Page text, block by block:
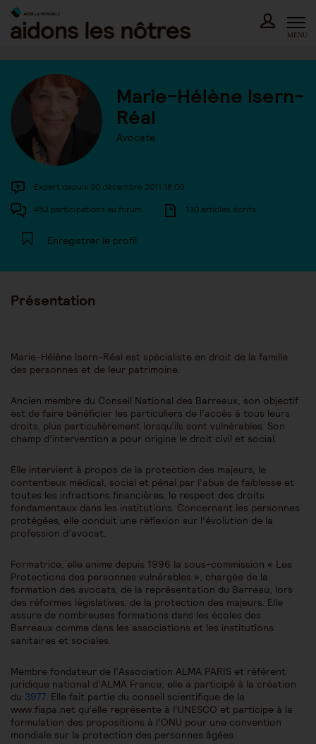
Skip
content
MENU
Marie-Hélène Isern-
Réal
Avocate
Expert depuis 20 décembre 2011 18:00
452 participations au forum 130 articles écrits
Enregistrer le profil
Présentation
Marie-Hélène Isern-Réal est spécialiste en droit de la famille
des personnes et de leur patrimoine.
Ancien membre du Conseil National des Barreaux, son objectif
est de faire bénéficier les particuliers de l’accès à tous leurs
droits, plus particulièrement lorsqu’ils sont vulnérables. Son
champ d’intervention a pour origine le droit civil et social.
Elle intervient à propos de la protection des majeurs, le
contentieux médical, social et pénal par l’abus de faiblesse et
toutes les infractions financières, le respect des droits
fondamentaux dans les institutions. Concernant les personnes
protégées, elle conduit une réflexion sur l’évolution de la
profession d’avocat.
Formatrice, elle anime depuis 1996 la sous-commission « Les
Protections des personnes vulnérables », chargée de la
formation des avocats, de la représentation du Barreau, lors
des réformes législatives, de la protection des majeurs. Elle
assure de nombreuses formations dans les écoles des
Barreaux comme dans les associations et les institutions
sanitaires et sociales.
Membre fondateur de l’Association ALMA PARIS et référent
juridique national d’ALMA France, elle a participé à la création
du 3977. Elle fait partie du conseil scientifique de la
www.fiapa.net qu’elle représente à l’UNESCO et participe à la
formulation des propositions à l’ONU pour une convention
mondiale sur la protection des personnes âgées.